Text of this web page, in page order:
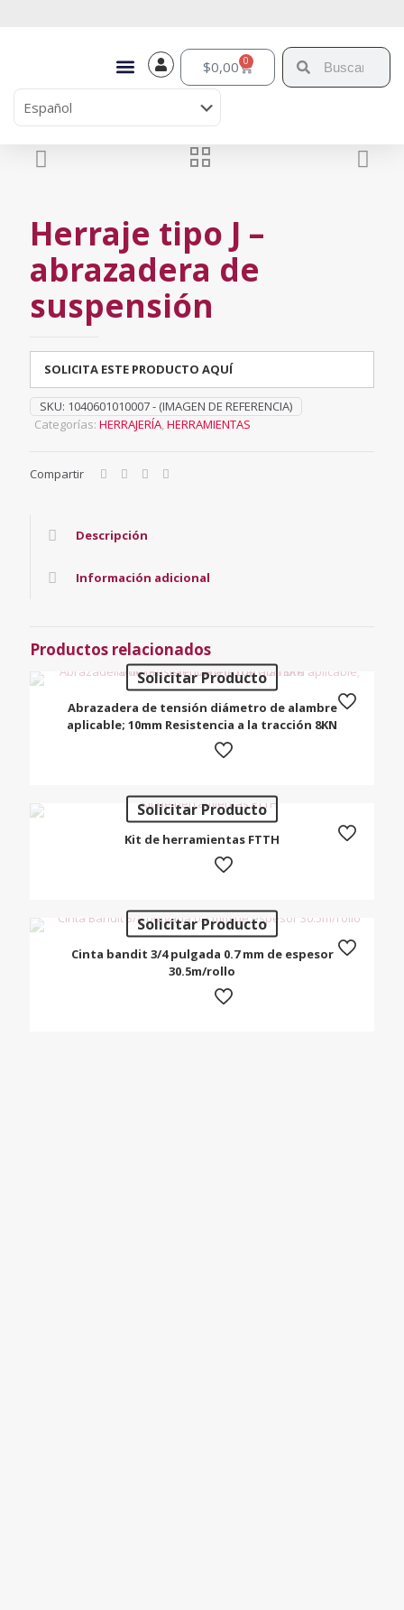
$0,00 0
Herraje tipo J –
abrazadera de
suspensión
SOLICITA ESTE PRODUCTO AQUÍ
SKU: 1040601010007 - (IMAGEN DE REFERENCIA)
Categorías: HERRAJERÍA, HERRAMIENTAS
Compartir
Descripción
Información adicional
Productos relacionados
Solicitar Producto
Abrazadera de tensión diámetro de alambre
aplicable; 10mm Resistencia a la tracción 8KN
Solicitar Producto
Kit de herramientas FTTH
Solicitar Producto
Cinta bandit 3/4 pulgada 0.7 mm de espesor
30.5m/rollo